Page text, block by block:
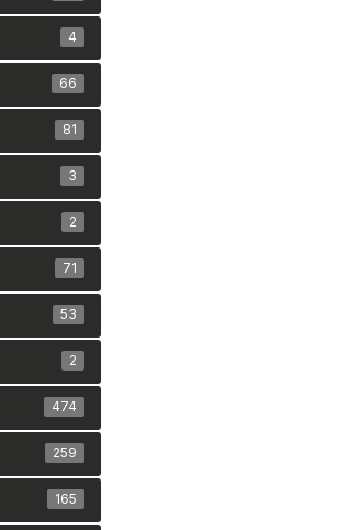
4
66
81
3
2
71
53
2
474
259
165